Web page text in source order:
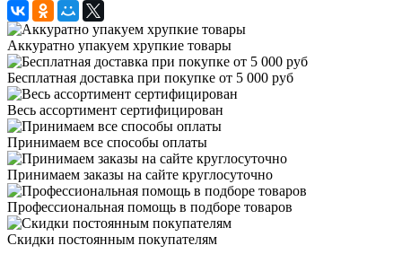
Аккуратно упакуем хрупкие товары
Бесплатная доставка при покупке от 5 000 руб
Весь ассортимент сертифицирован
Принимаем все способы оплаты
Принимаем заказы на сайте круглосуточно
Профессиональная помощь в подборе товаров
Скидки постоянным покупателям